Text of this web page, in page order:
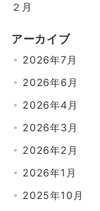
２月
アーカイブ
2026年7月
2026年6月
2026年4月
2026年3月
2026年2月
2026年1月
2025年10月